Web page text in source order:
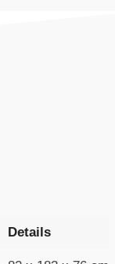
Details